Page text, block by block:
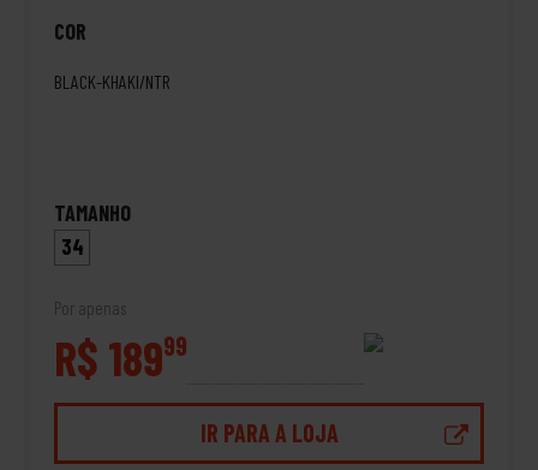
COR
BLACK-KHAKI/NTR
TAMANHO
34
Por apenas
R$ 18999
IR PARA A LOJA